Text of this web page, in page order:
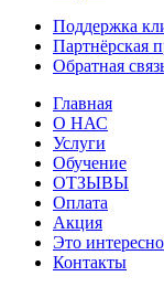
Поддержка
Партнёрская
Обратная
Главная
О НАС
Услуги
Обучение
ОТЗЫВЫ
Оплата
Акция
Это интересно
Контакты